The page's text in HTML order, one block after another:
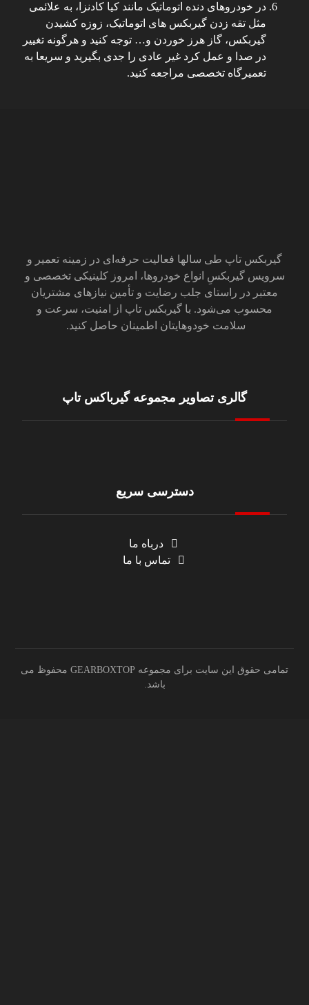
در خودروهای دنده اتوماتیک مانند کیا کادنزا، به علائمی
مثل تقه زدن گیربکس های اتوماتیک، زوزه کشیدن
گیربکس، گاز هرز خوردن و… توجه کنید و هرگونه تغییر
در صدا و عمل کرد غیر عادی را جدی بگیرید و سریعا به
تعمیرگاه تخصصی مراجعه کنید.
گیربکس تاپ طی سالها فعالیت حرفه‌ای در زمینه تعمیر و
سرویس گیربکس‌ِ انواع خودروها، امروز کلینیکی تخصصی و
معتبر در راستای جلب رضایت و تأمین نیازهای مشتریان
محسوب می‌‌شود. با گیربکس تاپ از امنیت، سرعت و
سلامت خودوهایتان اطمینان حاصل کنید.
گالری تصاویر مجموعه گیرباکس تاپ
دسترسی سریع
درباه ما
تماس با ما
تمامی حقوق این سایت برای مجموعه GEARBOXTOP محفوظ می
باشد.